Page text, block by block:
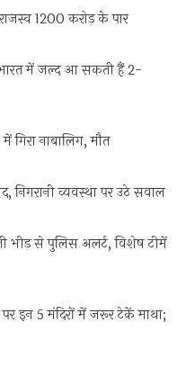
1200 करोड़ के पार
में जल्द आ सकती हैं 2-
गिरा नाबालिग, मौत
निगरानी व्यवस्था पर उठे सवाल
भीड़ से पुलिस अलर्ट, विशेष टीमें
इन 5 मंदिरों में जरूर टेकें माथा;